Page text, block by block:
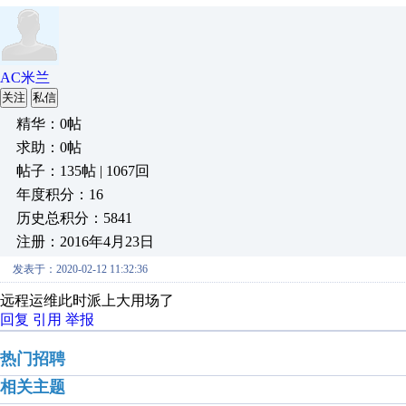
AC米兰
关注 私信
精华：0帖
求助：0帖
帖子：135帖 | 1067回
年度积分：16
历史总积分：5841
注册：2016年4月23日
发表于：2020-02-12 11:32:36
远程运维此时派上大用场了
回复 引用 举报
热门招聘
相关主题